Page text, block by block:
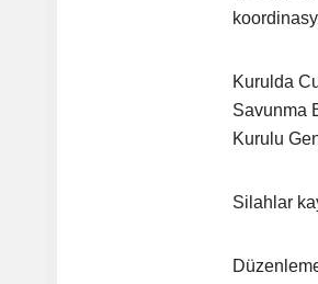
Kurulda
Savunma
Kurulu
Silahlar